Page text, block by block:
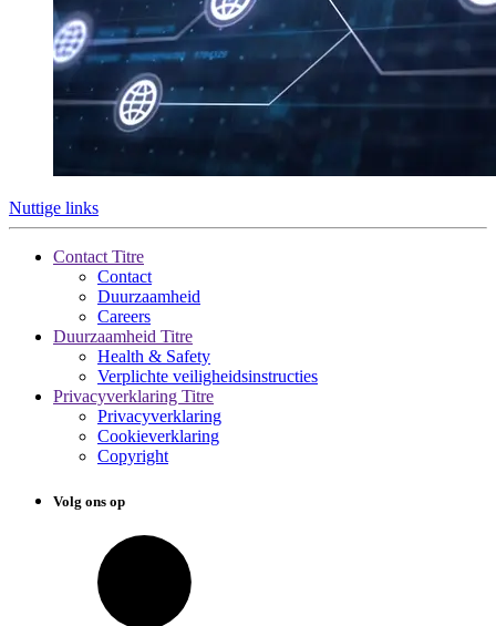
Nuttige links
Contact Titre
Contact
Duurzaamheid
Careers
Duurzaamheid Titre
Health & Safety
Verplichte veiligheidsinstructies
Privacyverklaring Titre
Privacyverklaring
Cookieverklaring
Copyright
Volg ons op